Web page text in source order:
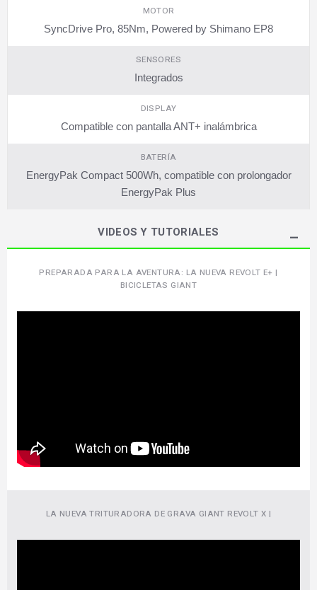
MOTOR
SyncDrive Pro, 85Nm, Powered by Shimano EP8
SENSORES
Integrados
DISPLAY
Compatible con pantalla ANT+ inalámbrica
BATERÍA
EnergyPak Compact 500Wh, compatible con prolongador
EnergyPak Plus
VIDEOS Y TUTORIALES
PREPARADA PARA LA AVENTURA: LA NUEVA REVOLT E+ |
BICICLETAS GIANT
LA NUEVA TRITURADORA DE GRAVA GIANT REVOLT X |